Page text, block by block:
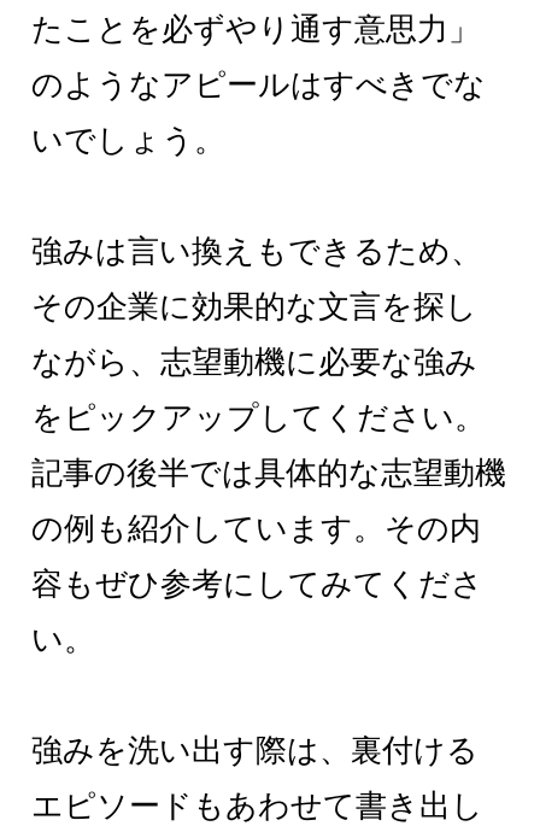
たことを必ずやり通す意思力」
のようなアピールはすべきでな
いでしょう。
強みは言い換えもできるため、
その企業に効果的な文言を探し
ながら、志望動機に必要な強み
をピックアップしてください。
記事の後半では具体的な志望動機
の例も紹介しています。その内
容もぜひ参考にしてみてくださ
い。
強みを洗い出す際は、裏付ける
エピソードもあわせて書き出し